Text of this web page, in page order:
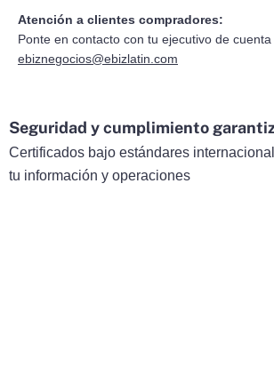
Atención a clientes compradores:
Ponte en contacto con tu ejecutivo de
ebiznegocios@ebizlatin.com
Seguridad y cumplimiento
Certificados bajo estándares
tu información y operaciones